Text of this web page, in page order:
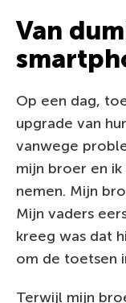
Van
Op een dag,
upgrade van
vanwege
mijn broer en
nemen. Mijn
Mijn vaders
kreeg was dat
om de toetsen
Terwijl mijn